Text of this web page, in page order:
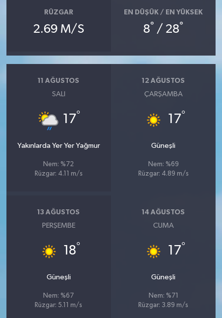
RÜZGAR
2.69 M/S
EN DÜŞÜK / EN YÜKSEK
8° / 28°
11 AĞUSTOS
SALI
17°
Yakınlarda Yer Yer Yağmur
Nem: %72
Rüzgar: 4.11 m/s
12 AĞUSTOS
ÇARŞAMBA
17°
Güneşli
Nem: %69
Rüzgar: 4.89 m/s
13 AĞUSTOS
PERŞEMBE
18°
Güneşli
Nem: %67
Rüzgar: 5.11 m/s
14 AĞUSTOS
CUMA
17°
Güneşli
Nem: %71
Rüzgar: 3.89 m/s